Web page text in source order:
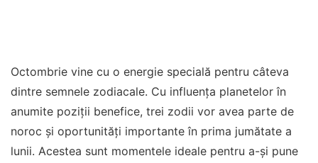
Octombrie vine cu o energie specială pentru câteva
dintre semnele zodiacale. Cu influența planetelor în
anumite poziții benefice, trei zodii vor avea parte de
noroc și oportunități importante în prima jumătate a
lunii. Acestea sunt momentele ideale pentru a-și pune